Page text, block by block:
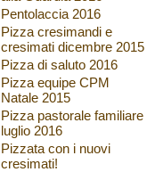
Pentolaccia 2016
Pizza cresimandi e
cresimati dicembre 2015
Pizza di saluto 2016
Pizza equipe CPM
Natale 2015
Pizza pastorale familiare
luglio 2016
Pizzata con i nuovi
cresimati!